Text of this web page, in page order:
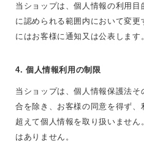
当ショップは、個人情報の利用
に認められる範囲内において変
にはお客様に通知又は公表します。
4. 個人情報利用の制限
当ショップは、個人情報保護法
合を除き、お客様の同意を得ず
超えて個人情報を取り扱いませ
はありません。